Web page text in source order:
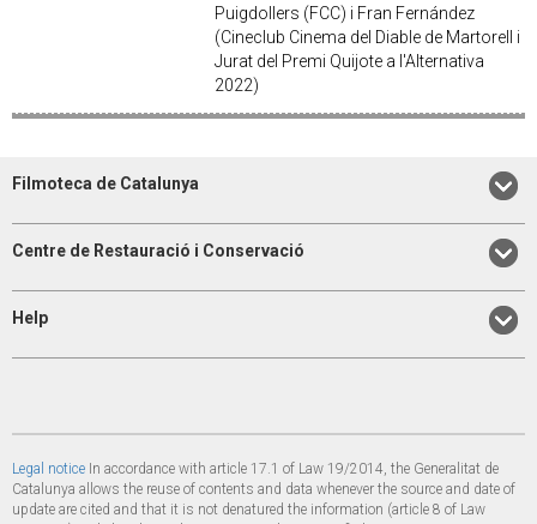
Puigdollers (FCC) i Fran Fernández
(Cineclub Cinema del Diable de Martorell i
Jurat del Premi Quijote a l'Alternativa
2022)
Filmoteca de Catalunya
Centre de Restauració i Conservació
Help
Legal notice In accordance with article 17.1 of Law 19/2014, the Generalitat de
Catalunya allows the reuse of contents and data whenever the source and date of
update are cited and that it is not denatured the information (article 8 of Law